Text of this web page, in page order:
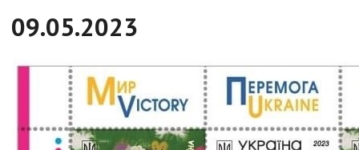
09.05.2023